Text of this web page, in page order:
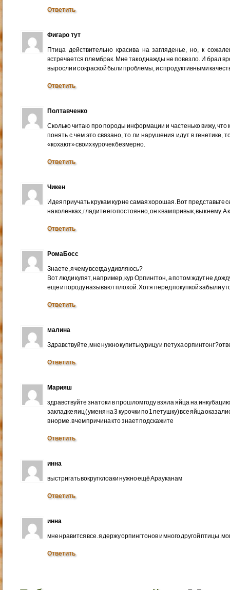
Ответить
Фигаро тут
Птица действительно красива на загляденье, но, к
встречается плембрак. Мне так однажды не повезло. И брал
выросли и с окраской были проблемы, и с продуктивными
Ответить
Полтавченко
Сколько читаю про породы информации и частенько вижу, что
понять с чем это связано, то ли нарушения идут в генетике,
«кохают» своих курочек безмерно.
Ответить
Чикен
Идея приучать к рукам кур не самая хорошая. Вот представьте
на коленках, гладите его постоянно, он к вам привык, вы к нему. А
Ответить
РомаБосс
Знаете, я чему всегда удивляюсь?
Вот люди купят, например, кур Орпингтон, а потом ждут не
еще и породу называют плохой. Хотя перед покупкой забыли
Ответить
малина
Здравствуйте, мне нужно купить курицу и петуха орпинтонг
Ответить
Марияш
здравствуйте знатоки в прошлом году взяла яйца на
закладке яиц ( уменя на 3 курочки по 1 петушку) все яйца
в норме. в чем причина кто знает подскажите
Ответить
инна
выстригать вокруг клоаки нужно ещё Арауканам
Ответить
инна
мне нравится все. я держу орпингтонов и много другой птицы.
Ответить